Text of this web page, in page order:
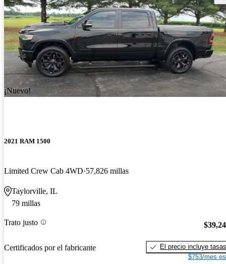
¡Nuevo!
2021 RAM 1500
Limited Crew Cab 4WD 57,826 millas
Taylorville, IL
79 millas
Trato justo
Certificados por el fabricante
El precio incluye tasas
$753/mes